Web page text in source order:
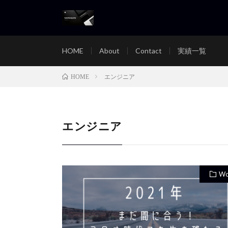
HOME About Contact 実績一覧
HOME エンジニア
エンジニア